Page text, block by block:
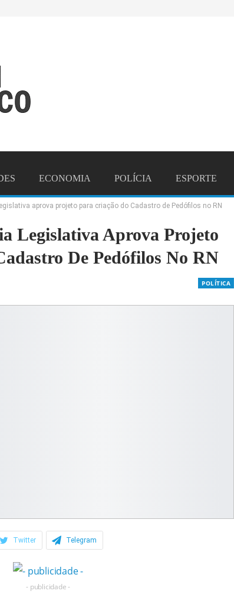
ECONOMIA POLÍCIA ESPORTE
CONTATO
aprova projeto para criação do Cadastro de Pedófilos no RN
Legislativa Aprova Projeto
De Pedófilos No RN
POLÍTICA
Twitter Telegram
- publicidade -